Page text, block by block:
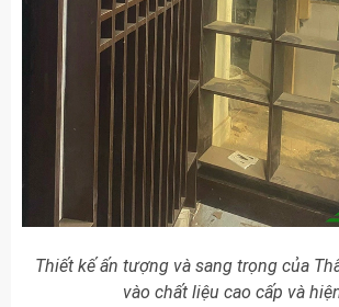
Thiết kế ấn tượng và sang trọng của
vào chất liệu cao cấp và